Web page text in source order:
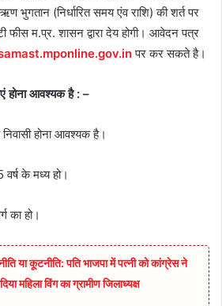
भुगतान (निर्धारित समय एंव राशि) की शर्त पर
फीस म.प्र. शासन द्वारा देय होगी। आवेदन पत्र
पर कर सकते है।
होना आवश्‍यक है : –
होना आवश्‍यक है।
के मध्‍य हो।
का हो।
या कूटनीति: पति भाजपा में पत्नी को कांग्रेस ने
महिला विंग का ग्रामीण जिलाध्यक्ष